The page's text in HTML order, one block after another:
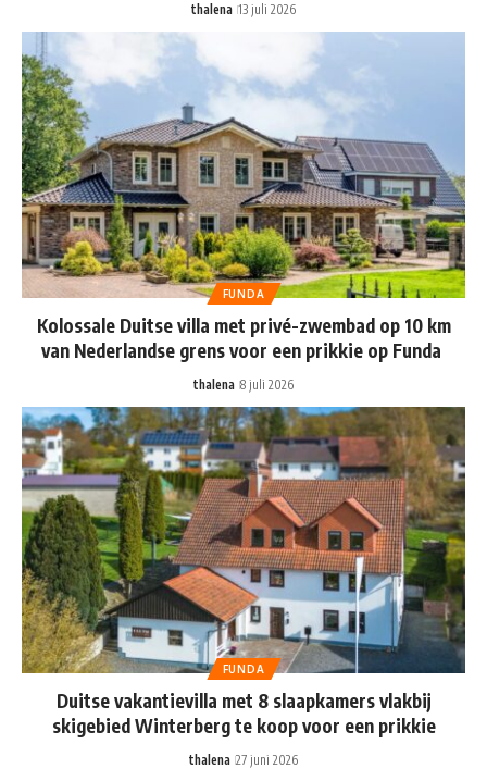
thalena 13 juli 2026
FUNDA
Kolossale Duitse villa met privé-zwembad op 10 km
van Nederlandse grens voor een prikkie op Funda
thalena 8 juli 2026
FUNDA
Duitse vakantievilla met 8 slaapkamers vlakbij
skigebied Winterberg te koop voor een prikkie
thalena 27 juni 2026